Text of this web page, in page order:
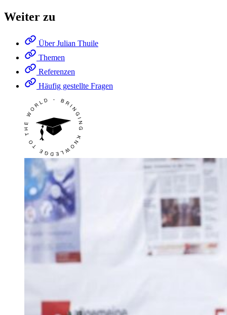
Weiter zu
Über Julian Thuile
Themen
Referenzen
Häufig gestellte Fragen